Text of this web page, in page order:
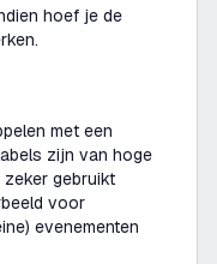
hoef je de
met een
zijn van hoge
gebruikt
voor
evenementen